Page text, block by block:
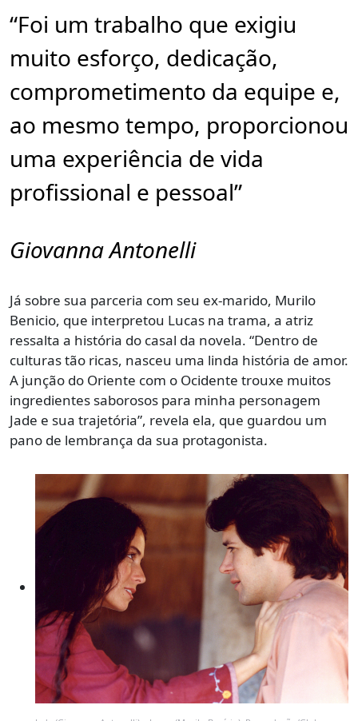
“Foi um trabalho que exigiu
muito esforço, dedicação,
comprometimento da equipe e,
ao mesmo tempo, proporcionou
uma experiência de vida
profissional e pessoal”
Giovanna Antonelli
Já sobre sua parceria com seu ex-marido, Murilo
Benicio, que interpretou Lucas na trama, a atriz
ressalta a história do casal da novela. “Dentro de
culturas tão ricas, nasceu uma linda história de amor.
A junção do Oriente com o Ocidente trouxe muitos
ingredientes saborosos para minha personagem
Jade e sua trajetória”, revela ela, que guardou um
pano de lembrança da sua protagonista.